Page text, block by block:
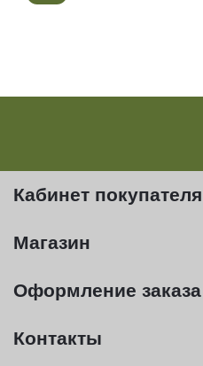
Кабинет покупателя
Магазин
Оформление заказа
Контакты